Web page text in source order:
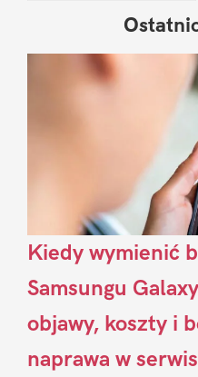
Sidebar
Kiedy wymienić
Samsungu
objawy, koszty i
naprawa w